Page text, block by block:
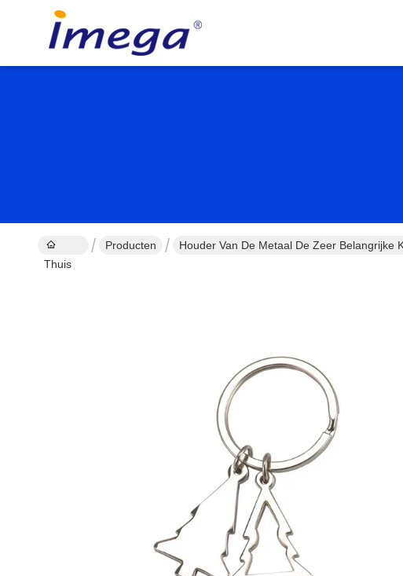
Thuis
Producten Houder Van De Metaal De Zeer Belangrijke